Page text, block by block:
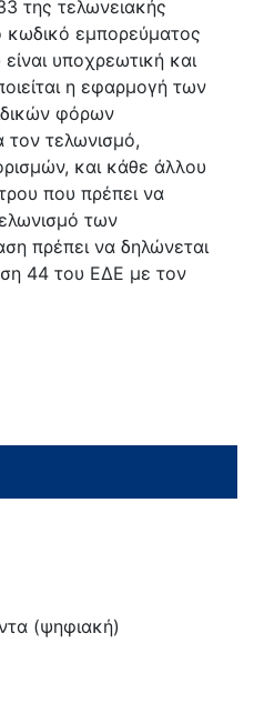
της τελωνειακής
εμπορεύματος
υποχρεωτική και
η εφαρμογή των
φόρων
τελωνισμό,
και κάθε άλλου
που πρέπει να
των
πρέπει να δηλώνεται
44 του ΕΔΕ με τον
(ψηφιακή)